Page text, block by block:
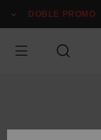
información
DOBLE PROMO